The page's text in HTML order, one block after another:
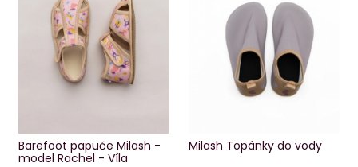
Barefoot papuče Milash -
model Rachel - Víla
Milash Topánky do vody